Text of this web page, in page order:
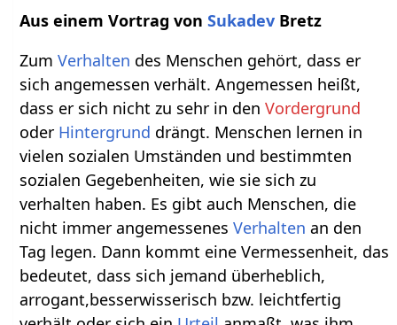
Aus einem Vortrag vonSukadev Bretz
ZumVerhalten des Menschen gehört, dass er
sich angemessen verhält. Angemessen heißt,
dass er sich nicht zu sehr in denVordergrund
oder Hintergrund drängt. Menschen lernen in
vielen sozialen Umständen und bestimmten
sozialen Gegebenheiten, wie sie sich zu
verhalten haben. Es gibt auch Menschen, die
nicht immer angemessenesVerhalten an den
Tag legen. Dann kommt eine Vermessenheit, das
bedeutet, dass sich jemand überheblich,
arrogant,besserwisserisch bzw. leichtfertig